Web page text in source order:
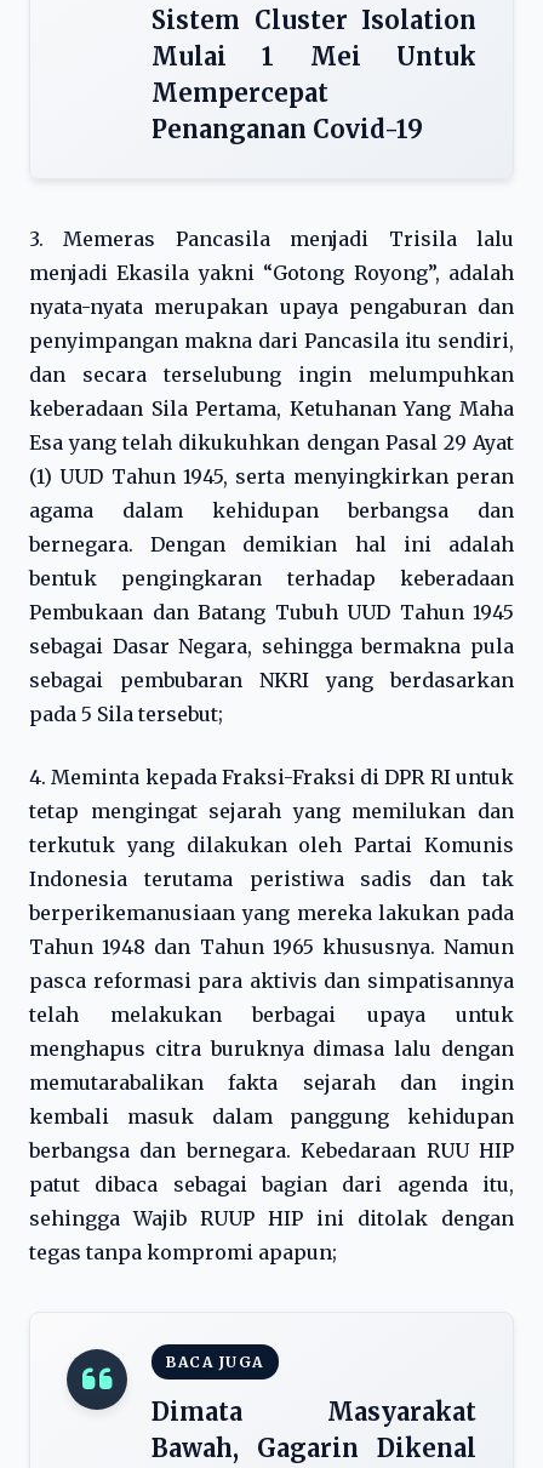
Sistem Cluster Isolation
Mulai 1 Mei Untuk
Mempercepat
Penanganan Covid-19
3. Memeras Pancasila menjadi Trisila lalu
menjadi Ekasila yakni “Gotong Royong”, adalah
nyata-nyata merupakan upaya pengaburan dan
penyimpangan makna dari Pancasila itu sendiri,
dan secara terselubung ingin melumpuhkan
keberadaan Sila Pertama, Ketuhanan Yang Maha
Esa yang telah dikukuhkan dengan Pasal 29 Ayat
(1) UUD Tahun 1945, serta menyingkirkan peran
agama dalam kehidupan berbangsa dan
bernegara. Dengan demikian hal ini adalah
bentuk pengingkaran terhadap keberadaan
Pembukaan dan Batang Tubuh UUD Tahun 1945
sebagai Dasar Negara, sehingga bermakna pula
sebagai pembubaran NKRI yang berdasarkan
pada 5 Sila tersebut;
4. Meminta kepada Fraksi-Fraksi di DPR RI untuk
tetap mengingat sejarah yang memilukan dan
terkutuk yang dilakukan oleh Partai Komunis
Indonesia terutama peristiwa sadis dan tak
berperikemanusiaan yang mereka lakukan pada
Tahun 1948 dan Tahun 1965 khususnya. Namun
pasca reformasi para aktivis dan simpatisannya
telah melakukan berbagai upaya untuk
menghapus citra buruknya dimasa lalu dengan
memutarabalikan fakta sejarah dan ingin
kembali masuk dalam panggung kehidupan
berbangsa dan bernegara. Kebedaraan RUU HIP
patut dibaca sebagai bagian dari agenda itu,
sehingga Wajib RUUP HIP ini ditolak dengan
tegas tanpa kompromi apapun;
BACA JUGA
Dimata Masyarakat
Bawah, Gagarin Dikenal